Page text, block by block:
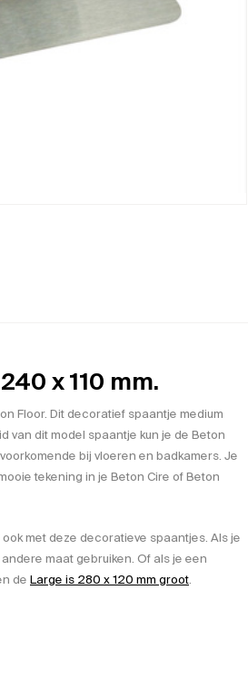
x 110 mm.
Floor. Dit decoratief spaantje medium
van dit model spaantje kun je de Beton
bij vloeren en badkamers. Je
tekening in je Beton Cire of Beton
met deze decoratieve spaantjes. Als je
maat gebruiken. Of als je een
de Large is 280 x 120 mm groot.